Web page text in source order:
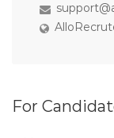
For